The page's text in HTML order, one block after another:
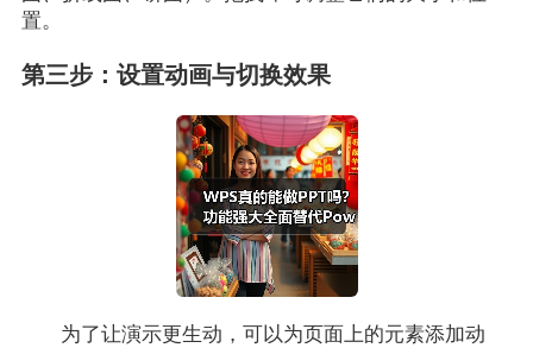
置。
第三步：设置动画与切换效果
为了让演示更生动，可以为页面上的元素添加动